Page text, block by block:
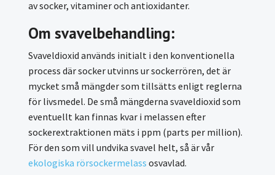
av socker, vitaminer och antioxidanter.
Om svavelbehandling:
Svaveldioxid används initialt i den konventionella
process där socker utvinns ur sockerrören, det är
mycket små mängder som tillsätts enligt reglerna
för livsmedel. De små mängderna svaveldioxid som
eventuellt kan finnas kvar i melassen efter
sockerextraktionen mäts i ppm (parts per million).
För den som vill undvika svavel helt, så är vår
ekologiska rörsockermelass osvavlad.